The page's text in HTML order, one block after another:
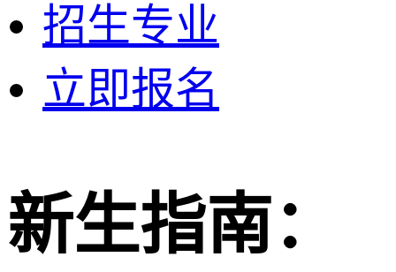
招生专业
立即报名
新生指南：